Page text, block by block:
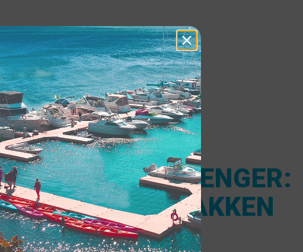
TIL Å VARE LENGER:
KAJAKKEN